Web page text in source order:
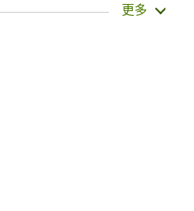
一步走勢，只是幫助你更清
，因為在沒有平滑機制的情
。
更多